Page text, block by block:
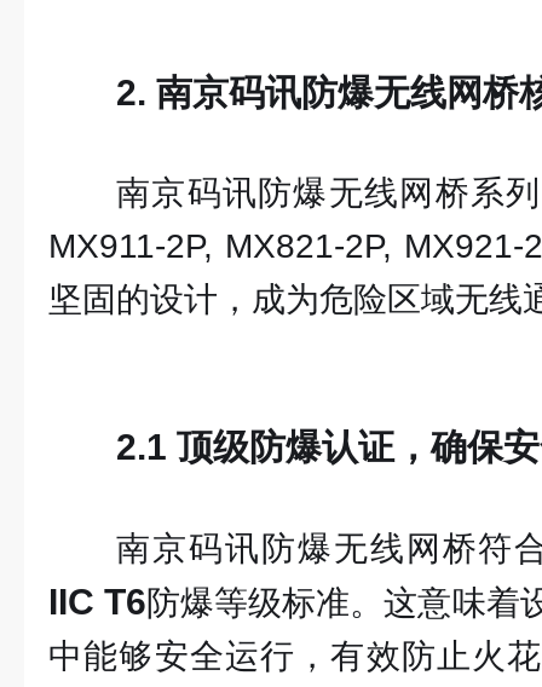
2. 南京码讯防爆无线网桥
南京码讯防爆无线网桥系
MX911-2P, MX821-2P,
坚固的设计，成为危险区域无线
2.1 顶级防爆认证，确保
南京码讯防爆无线网桥符
IIC T6防爆等级标准。这意味着
中能够安全运行，有效防止火